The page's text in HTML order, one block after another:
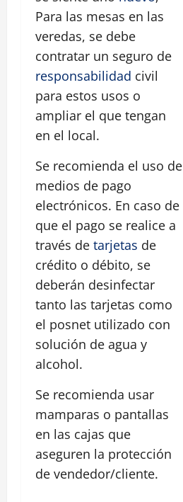
Para las mesas en las
veredas, se debe
contratar un seguro de
responsabilidad civil
para estos usos o
ampliar el que tengan
en el local.
Se recomienda el uso de
medios de pago
electrónicos. En caso de
que el pago se realice a
través de tarjetas de
crédito o débito, se
deberán desinfectar
tanto las tarjetas como
el posnet utilizado con
solución de agua y
alcohol.
Se recomienda usar
mamparas o pantallas
en las cajas que
aseguren la protección
de vendedor/cliente.